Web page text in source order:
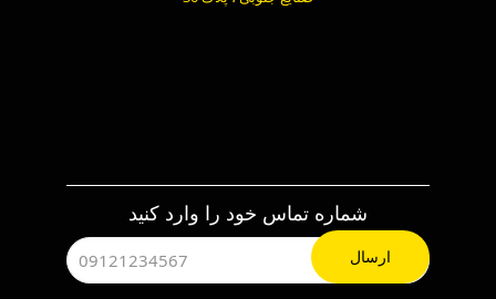
شماره تماس خود را وارد کنید